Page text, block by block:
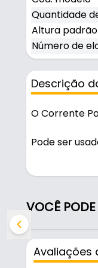
Quantidade
Altura padrão
Número de
Descrição
O Corrente
Pode ser
Fabricado
- Modelo:
- Material:
VOCÊ PODE
Avaliações